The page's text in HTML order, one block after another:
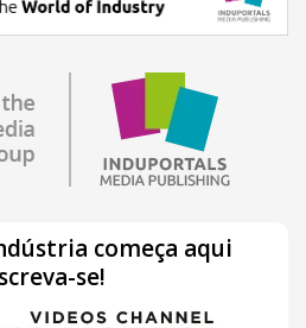
começa aqui
se!